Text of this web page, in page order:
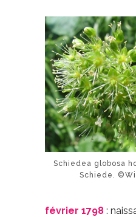
Schiedea globosa
Schiede.
février 1798 :